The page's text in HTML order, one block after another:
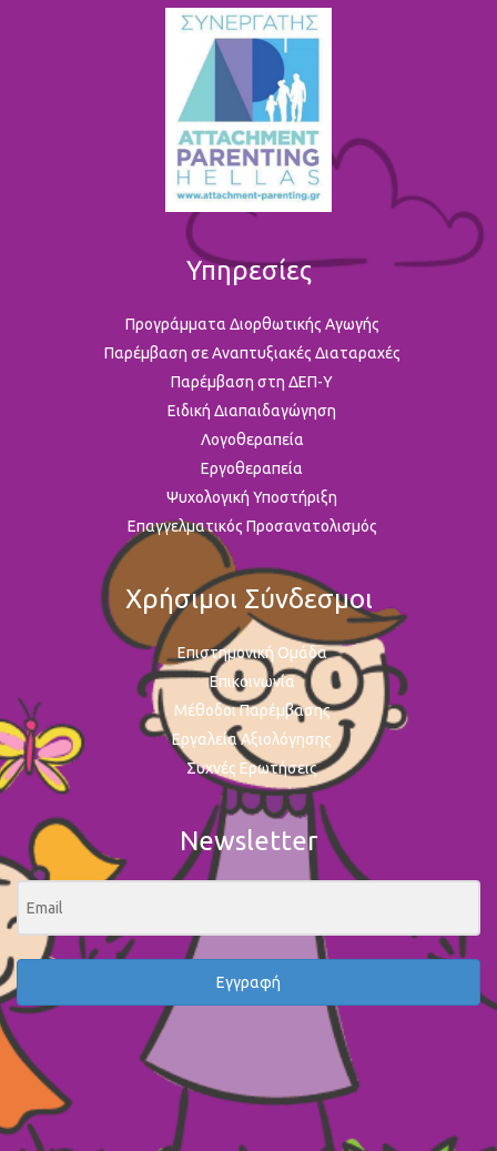
Υπηρεσίες
Προγράμματα Διορθωτικής Αγωγής
Παρέμβαση σε Αναπτυξιακές Διαταραχές
Παρέμβαση στη ΔΕΠ-Υ
Ειδική Διαπαιδαγώγηση
Λογοθεραπεία
Εργοθεραπεία
Ψυχολογική Υποστήριξη
Επαγγελματικός Προσανατολισμός
Χρήσιμοι Σύνδεσμοι
Επιστημονική Ομάδα
Επικοινωνία
Μέθοδοι Παρέμβασης
Εργαλεία Αξιολόγησης
Συχνές Ερωτήσεις
Newsletter
Εγγραφή